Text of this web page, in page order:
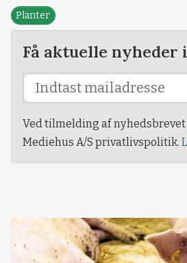
Planter
Få aktuelle nyheder
Ved tilmelding af
Mediehus A/S privatlivspolitik.